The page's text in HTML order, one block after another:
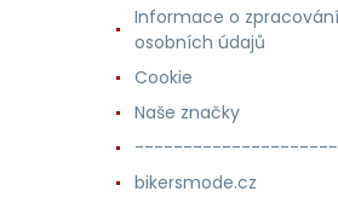
Informace o zpracování
osobních údajů
Cookie
Naše značky
bikersmode.cz